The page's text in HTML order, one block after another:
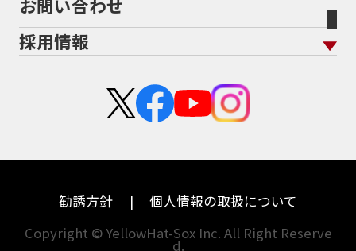
ARMORED CORE2
Address125
BALIUSⅡBANDIT
BANDIT 1250FBANDIT 1250S
BANDIT1250FBANDIT1250SBBQ
BEETフルエキ
BEETマフラー
BLACKLIMITEDBMW
ホンダ
スズキ
ハーレーダビッドソン
ドゥカティ
アプリリア
KTM
モトグッツイ
MVアグスタ
他海外ﾒｰｶｰ
盗難保険
茨城
栃木
兵庫
沿革
二輪公正取引協議会加盟店
お問い合わせ
採用情報
中途採用・アルバイト
勧誘方針
個人情報の取扱について
Copyright © YellowHat-Sox Inc. All Right Reserve
d.